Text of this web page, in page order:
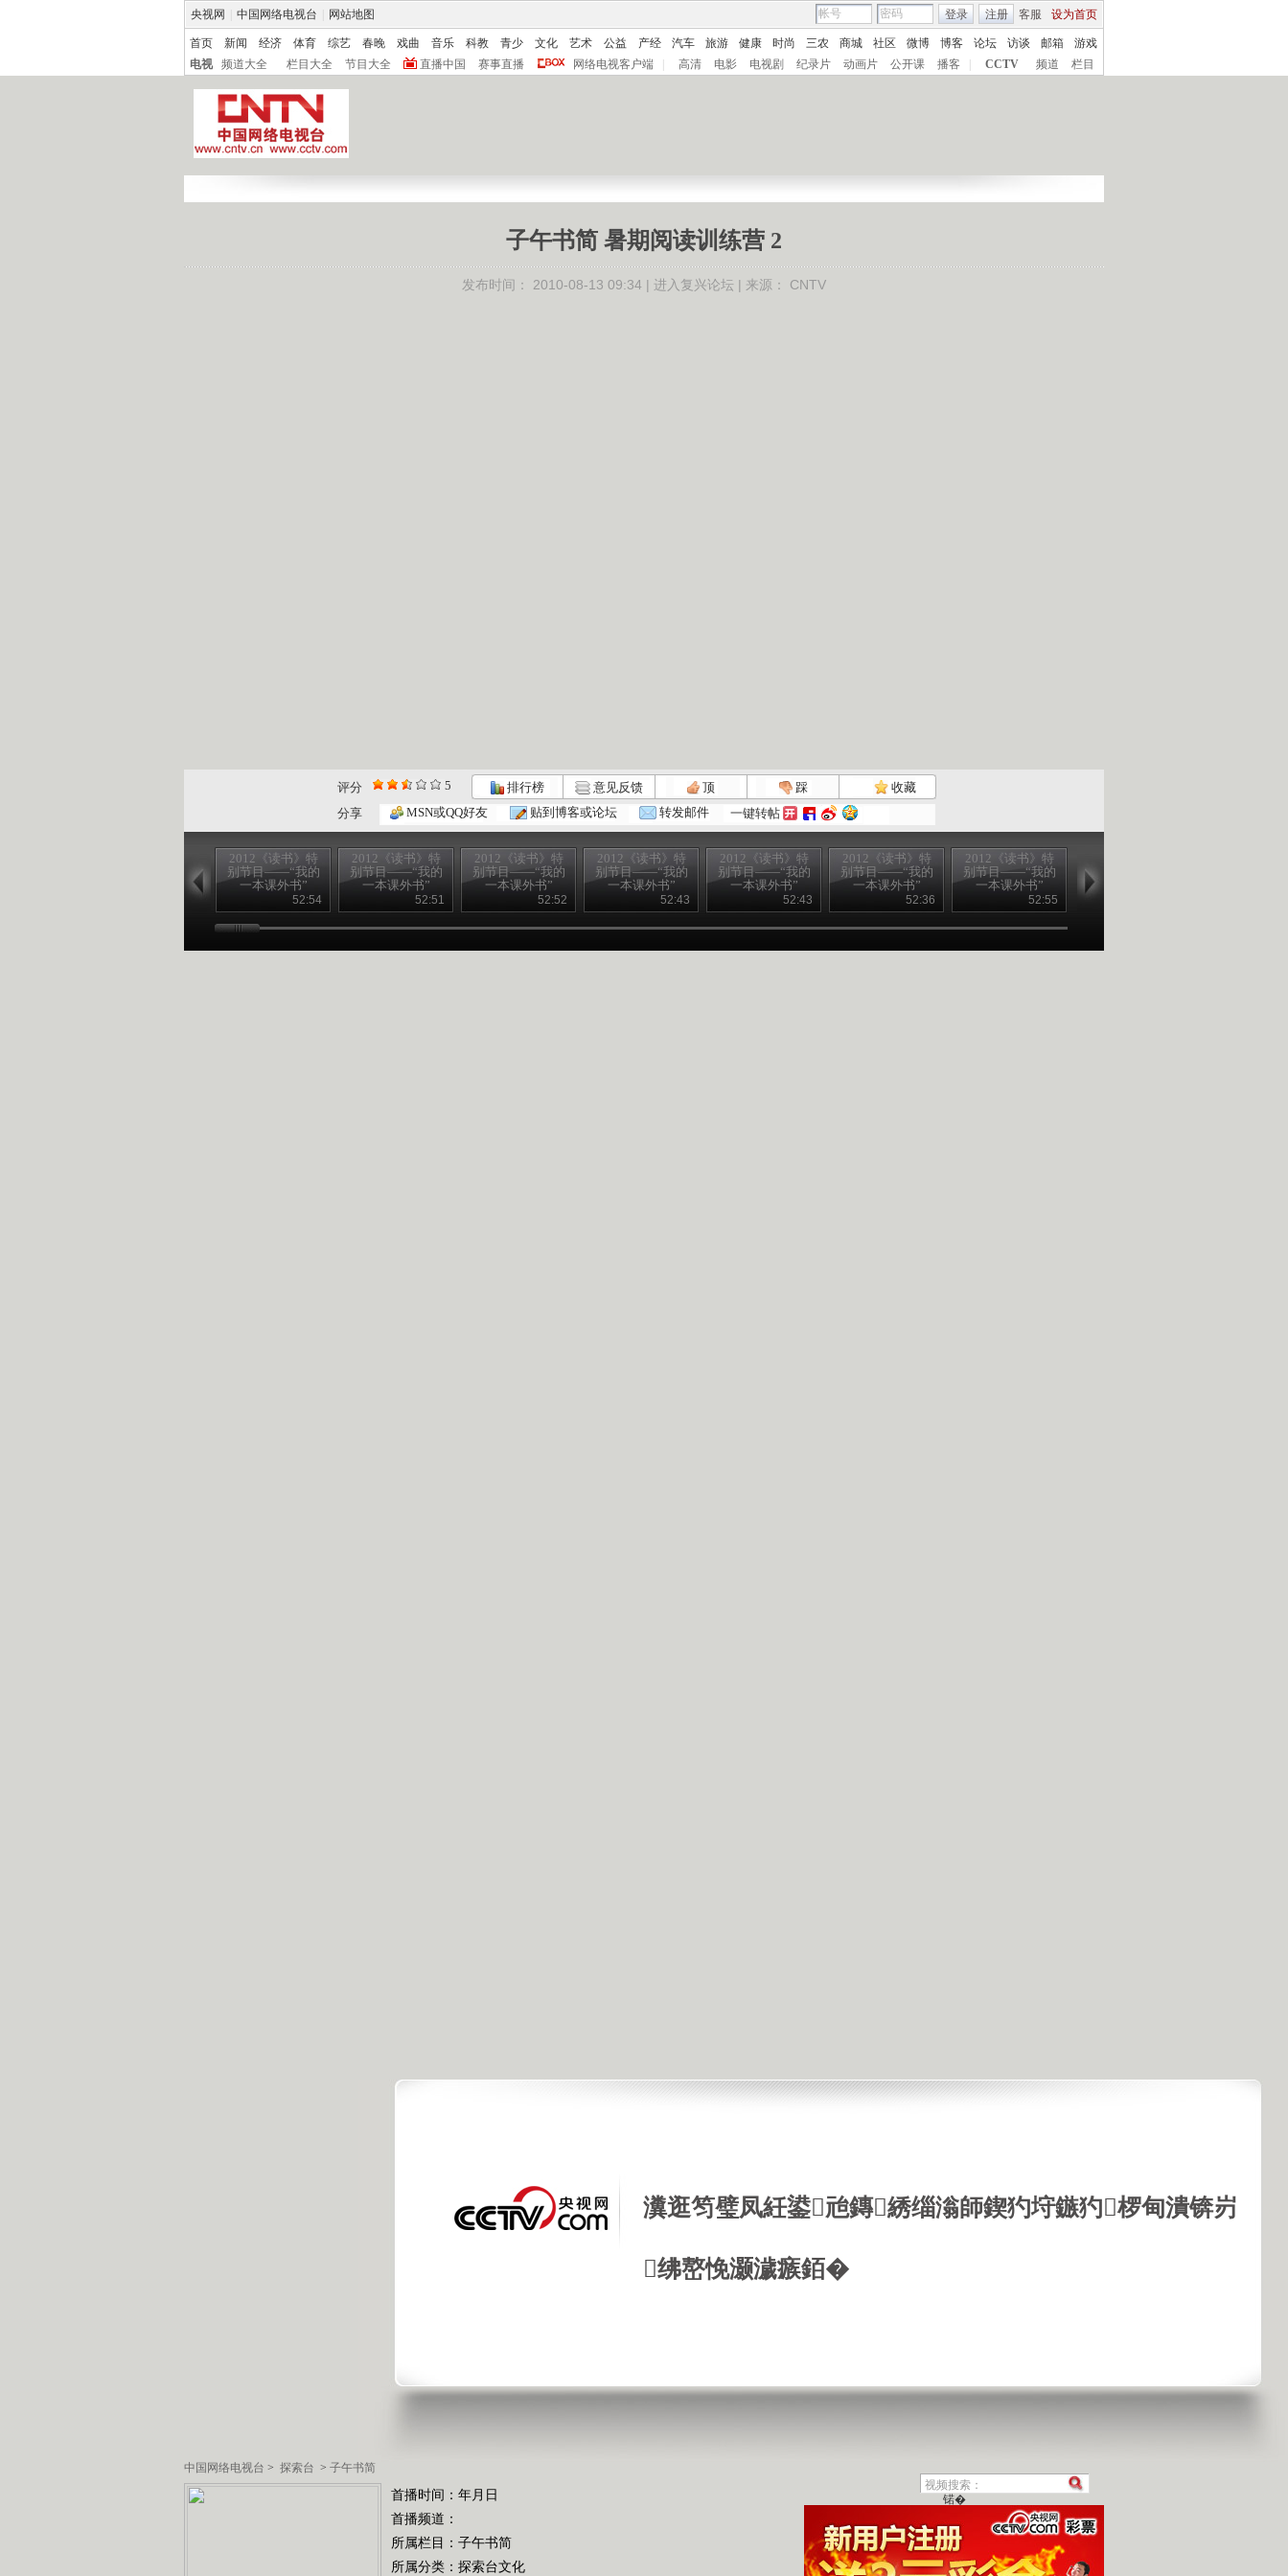
央视网 中国网络电视台 网站地图 客服 设为首页
登录 注册
首页 新闻 经济 体育 综艺 春晚 戏曲 音乐 科教 青少 文化 艺术 公益 产经 汽车 旅游 健康 时尚 三农 商城 社区 微博 博客 论坛 访谈 邮箱
游戏
电视
频道大全 栏目大全 节目大全 直播中国 赛事直播 网络电视客户端 高清 电影 电视剧 纪录片 动画片 公开课 播客 CCTV 频道 栏目
瀵逛笉璧凤紝鍙兘鏄綉缁滃師鍥犳垨鏃犳椤甸潰锛岃
绋嶅悗灏濊瘯銆�
中国网络电视台 > 探索台 > 子午书简
子午书简 暑期阅读训练营 2
发布时间： 2010-08-13 09:34 | 进入复兴论坛 | 来源： CNTV
评分 5 排行榜 意见反馈 顶 踩
收藏
分享
MSN或QQ好友 贴到博客或论坛 转发邮件 一键转帖
2012《读书》特
别节目——“我的
一本课外书”
2012082652:54
2012《读书》特
别节目——“我的
一本课外书”
2012082552:51
2012《读书》特
别节目——“我的
一本课外书”
2012082452:52
2012《读书》特
别节目——“我的
一本课外书”
2012082352:43
2012《读书》特
别节目——“我的
一本课外书”
2012082352:43
2012《读书》特
别节目——“我的
一本课外书”
2012082252:36
2012《读书》特
别节目——“我的
一本课外书”
2012082152:55
别节目——“我的
首播时间：年月日
首播频道：
所属栏目： 子午书简
所属分类：探索台文化
锘�